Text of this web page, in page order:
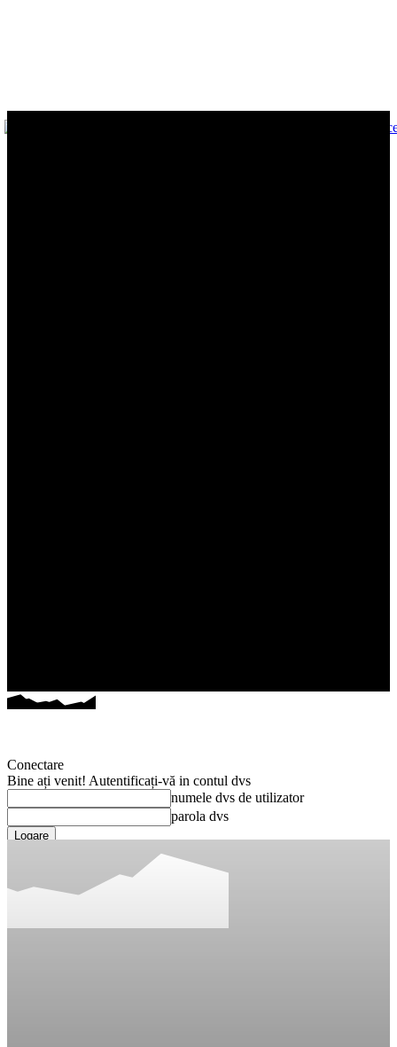
Conectare
Bine ați venit! Autentificați-vă in contul dvs
numele dvs de utilizator
parola dvs
Ați uitat parola? obține ajutor
Recuperați-vă parola